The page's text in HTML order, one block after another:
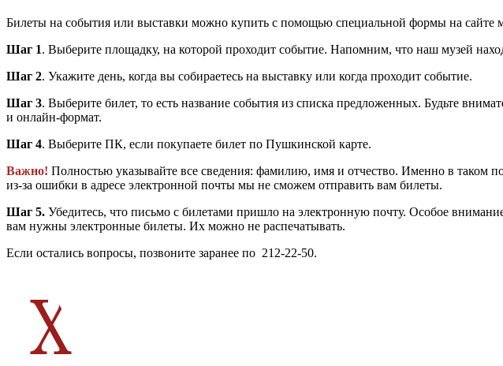
Билеты на события или выставки можно купить с помощью специальной формы на сайте
Шаг 1. Выберите площадку, на которой проходит событие. Напомним, что наш музей
Шаг 2. Укажите день, когда вы собираетесь на выставку или когда проходит событие.
Шаг 3. Выберите билет, то есть название события из списка предложенных. Будьте
и онлайн-формат.
Шаг 4. Выберите ПК, если покупаете билет по Пушкинской карте.
Важно! Полностью указывайте все сведения: фамилию, имя и отчество. Именно в таком
из-за ошибки в адресе электронной почты мы не сможем отправить вам билеты.
Шаг 5. Убедитесь, что письмо с билетами пришло на электронную почту. Особое
вам нужны электронные билеты. Их можно не распечатывать.
Если остались вопросы, позвоните заранее по 212-22-50.